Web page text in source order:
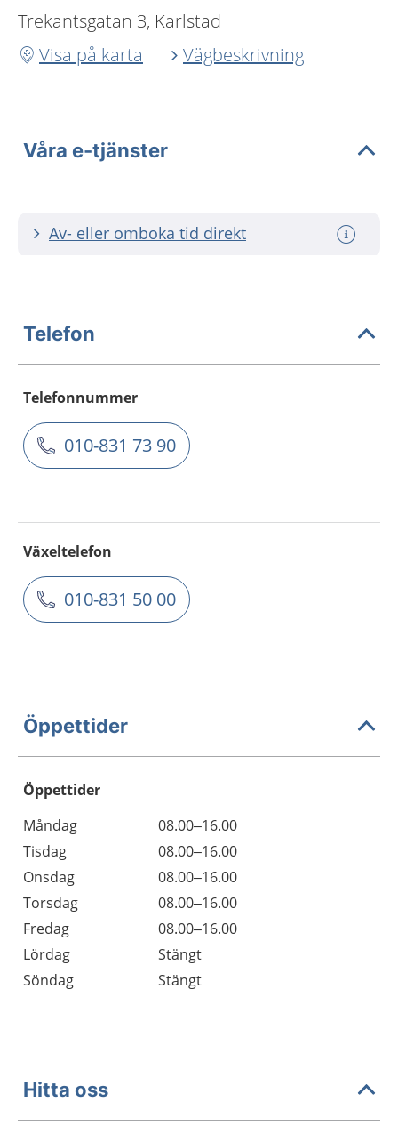
Trekantsgatan 3, Karlstad
Visa på karta
Vägbeskrivning
Våra e-tjänster
Av- eller omboka tid direkt
Telefon
Telefonnummer
010-831 73 90
Växeltelefon
010-831 50 00
Öppettider
Öppettider
Dag
Öppettider
Kommentarer
Måndag
08.00–16.00
Tisdag
08.00–16.00
Onsdag
08.00–16.00
Torsdag
08.00–16.00
Fredag
08.00–16.00
Lördag
Stängt
Söndag
Stängt
Hitta oss